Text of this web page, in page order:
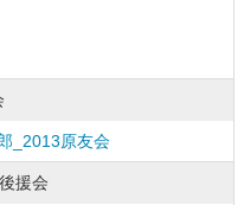
_2013原友会
援会